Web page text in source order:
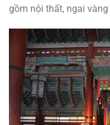
gồm nội thất, ngai